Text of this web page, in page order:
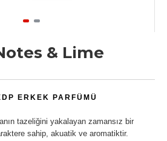
& Lime
ERKEK PARFÜMÜ
tazeliğini yakalayan zamansız bir
sahip, akuatik ve aromatiktir.